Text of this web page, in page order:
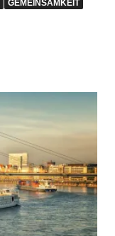
GEMEINSAMKEIT